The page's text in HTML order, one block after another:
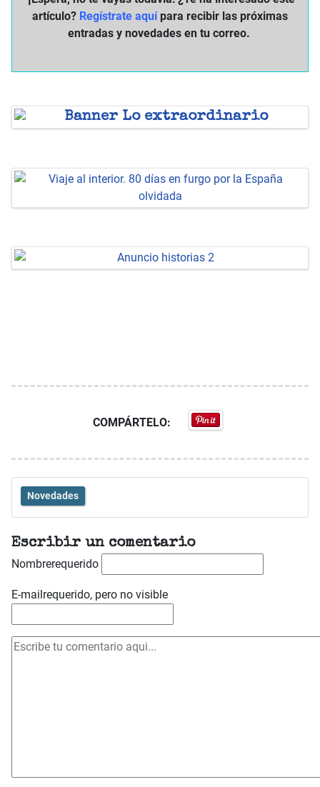
artículo? Regístrate aquí para recibir las próximas
entradas y novedades en tu correo.
COMPÁRTELO:
Novedades
Escribir un comentario
Nombrerequerido
E-mail requerido, pero no visible